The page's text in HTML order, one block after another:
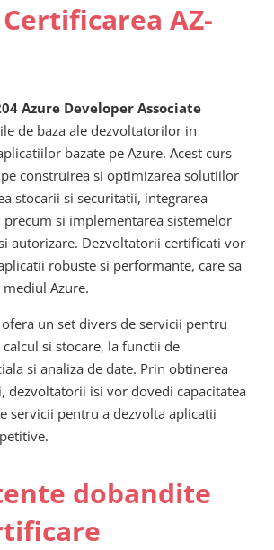
AZ-
Azure Developer Associate
de baza ale dezvoltatorilor in
bazate pe Azure. Acest curs
construirea si optimizarea solutiilor
stocarii si securitatii, integrarea
precum si implementarea sistemelor
autorizare. Dezvoltatorii certificati vor
robuste si performante, care sa
Azure.
un set divers de servicii pentru
si stocare, la functii de
si analiza de date. Prin obtinerea
dezvoltatorii isi vor dovedi capacitatea
servicii pentru a dezvolta aplicatii
dobandite